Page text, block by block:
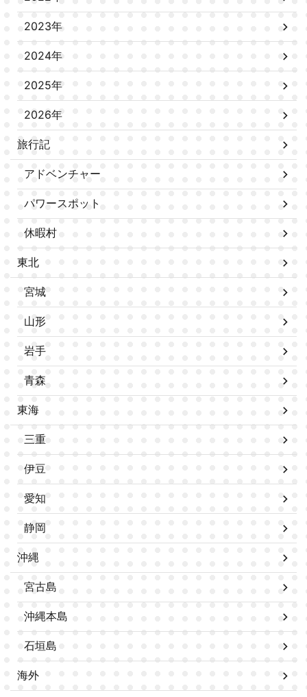
2023年
2024年
2025年
2026年
旅行記
アドベンチャー
パワースポット
休暇村
東北
宮城
山形
岩手
青森
東海
三重
伊豆
愛知
静岡
沖縄
宮古島
沖縄本島
石垣島
海外